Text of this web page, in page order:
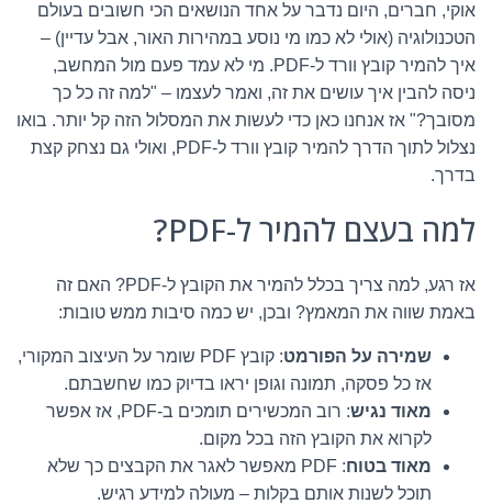
אוקי, חברים, היום נדבר על אחד הנושאים הכי חשובים בעולם
הטכנולוגיה (אולי לא כמו מי נוסע במהירות האור, אבל עדיין) –
איך להמיר קובץ וורד ל-PDF. מי לא עמד פעם מול המחשב,
ניסה להבין איך עושים את זה, ואמר לעצמו – "למה זה כל כך
מסובך?" אז אנחנו כאן כדי לעשות את המסלול הזה קל יותר. בואו
נצלול לתוך הדרך להמיר קובץ וורד ל-PDF, ואולי גם נצחק קצת
בדרך.
למה בעצם להמיר ל-PDF?
אז רגע, למה צריך בכלל להמיר את הקובץ ל-PDF? האם זה
באמת שווה את המאמץ? ובכן, יש כמה סיבות ממש טובות:
שמירה על הפורמט
: קובץ PDF שומר על העיצוב המקורי,
אז כל פסקה, תמונה וגופן יראו בדיוק כמו שחשבתם.
מאוד נגיש
: רוב המכשירים תומכים ב-PDF, אז אפשר
לקרוא את הקובץ הזה בכל מקום.
מאוד בטוח
: PDF מאפשר לאגר את הקבצים כך שלא
תוכל לשנות אותם בקלות – מעולה למידע רגיש.